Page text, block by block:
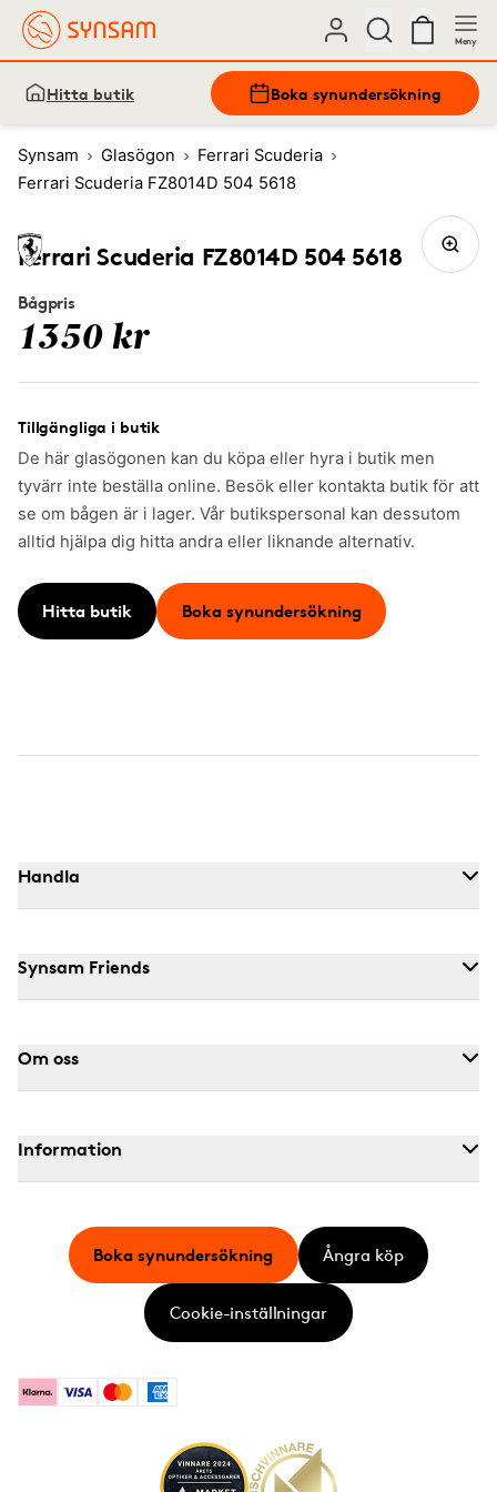
Meny
Hitta butik Boka synundersökning
Synsam Glasögon
Ferrari Scuderia
Ferrari Scuderia FZ8014D 504 5618
Ferrari Scuderia FZ8014D 504 5618
Bågpris
1350 kr
Tillgängliga i butik
De här glasögonen kan du köpa eller hyra i butik men
tyvärr inte beställa online. Besök eller kontakta butik för att
se om bågen är i lager. Vår butikspersonal kan dessutom
alltid hjälpa dig hitta andra eller liknande alternativ.
Hitta butik Boka synundersökning
Handla
Synsam Friends
Om oss
Information
KlarnaVisa MastercardAmerican Express
Boka synundersökning Ångra köp
Cookie-inställningar